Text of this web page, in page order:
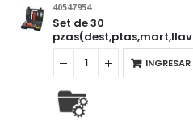
40547954
Set de 30
INGRESAR